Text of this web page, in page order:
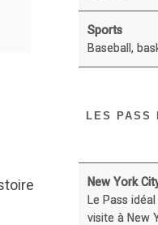
Sports
Baseball,
LES PASS
New York
Le Pass
visite à New